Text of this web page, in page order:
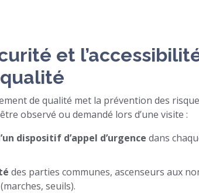
et
de qualité met la prévention des
observé ou demandé lors d’une visite :
dispositif d’appel d’urgence dans
des parties communes, ascenseurs aux
seuils).